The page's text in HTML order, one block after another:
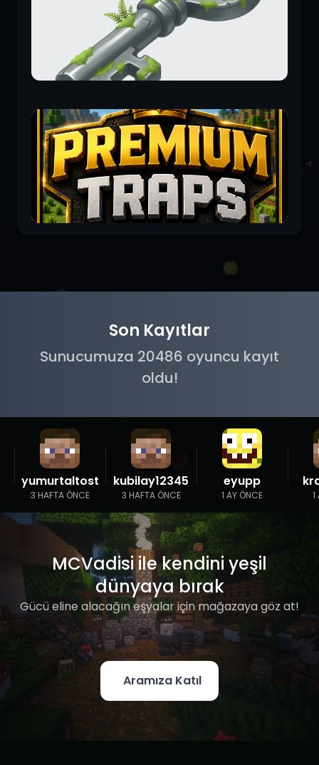
Son Kayıtlar
Sunucumuza 20486 oyuncu kayıt
oldu!
yumurtaltost
3 HAFTA ÖNCE
kubilay12345
3 HAFTA ÖNCE
eyupp
1 AY ÖNCE 1
MCVadisi ile kendini yeşil
dünyaya bırak
Gücü eline alacağın eşyalar için mağazaya göz at!
Aramıza Katıl